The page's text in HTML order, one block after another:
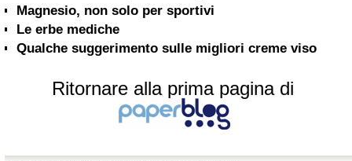
Magnesio, non solo per sportivi
Le erbe mediche
Qualche suggerimento sulle migliori creme viso
Ritornare alla prima pagina di